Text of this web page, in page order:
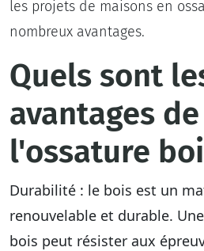
les projets de maisons en
nombreux avantages.
Quels sont
avantages de
l'ossature
Durabilité : le bois est un
renouvelable et durable.
bois peut résister aux